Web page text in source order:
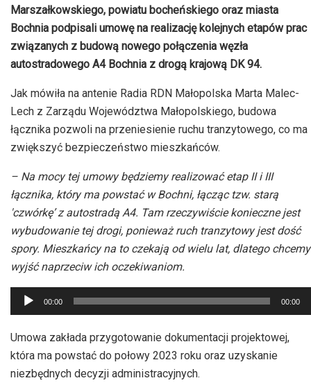
Marszałkowskiego, powiatu bocheńskiego oraz miasta
Bochnia podpisali umowę na realizację kolejnych etapów prac
związanych z budową nowego połączenia węzła
autostradowego A4 Bochnia z drogą krajową DK 94.
Jak mówiła na antenie Radia RDN Małopolska Marta Malec-
Lech z Zarządu Województwa Małopolskiego, budowa
łącznika pozwoli na przeniesienie ruchu tranzytowego, co ma
zwiększyć bezpieczeństwo mieszkańców.
– Na mocy tej umowy będziemy realizować etap II i III
łącznika, który ma powstać w Bochni, łącząc tzw. starą
'czwórkę’ z autostradą A4. Tam rzeczywiście konieczne jest
wybudowanie tej drogi, ponieważ ruch tranzytowy jest dość
spory. Mieszkańcy na to czekają od wielu lat, dlatego chcemy
wyjść naprzeciw ich oczekiwaniom.
Odtwarzacz
plików
dźwiękowych
00:00 00:00
Umowa zakłada przygotowanie dokumentacji projektowej,
która ma powstać do połowy 2023 roku oraz uzyskanie
niezbędnych decyzji administracyjnych.